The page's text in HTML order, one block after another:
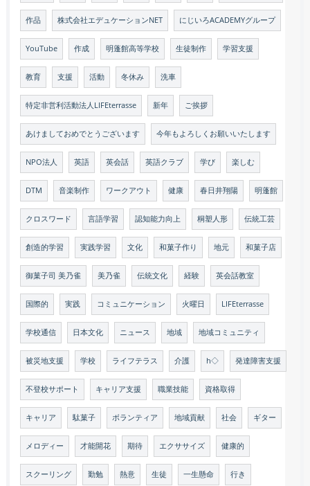
作品 株式会社エデュケーションNET にじいろACADEMYグループ
YouTube 作成 明蓬館高等学校 生徒制作 学習支援
教育 支援 活動 冬休み 洗車
特定非営利活動法人LIFEterrasse 新年 ご挨拶
あけましておめでとうございます 今年もよろしくお願いいたします
NPO法人 英語 英会話 英語クラブ 学び 楽しむ
DTM 音楽制作 ワークアウト 健康 春日井翔陽 明蓬館
クロスワード 言語学習 認知能力向上 桐塑人形 伝統工芸
創造的学習 実践学習 文化 和菓子作り 地元 和菓子店
御菓子司 美乃雀 美乃雀 伝統文化 経験 英会話教室
国際的 実践 コミュニケーション 火曜日 LIFEterrasse
学校通信 日本文化 ニュース 地域 地域コミュニティ
被災地支援 学校 ライフテラス 介護 h◇ 発達障害支援
不登校サポート キャリア支援 職業技能 資格取得
キャリア 駄菓子 ボランティア 地域貢献 社会 ギター
メロディー 才能開花 期待 エクササイズ 健康的
スクーリング 勤勉 熱意 生徒 一生懸命 行き